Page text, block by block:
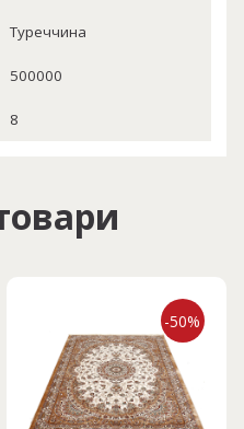
Туреччина
500000
8
-50%